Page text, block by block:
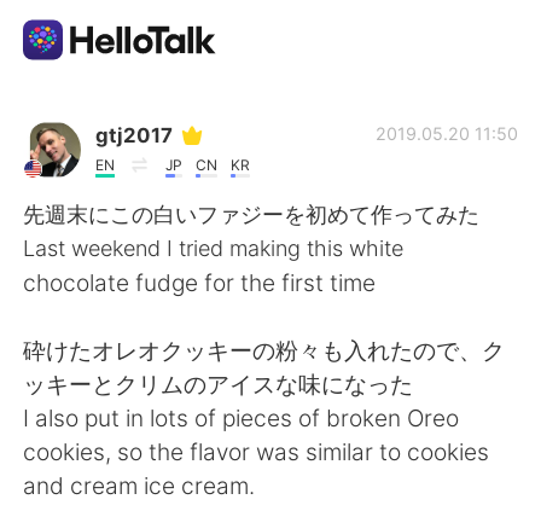
แอปแลกเปลี่ยนทางภาษา
ไทย
English 简体中文
繁體中文 Español
العربية Français
gtj2017
EN JP CN KR
2019.05.20 11:50
先週末にこの白いファジーを初めて作ってみた
Last weekend I tried making this white
chocolate fudge for the first time
砕けたオレオクッキーの粉々も入れたので、ク
ッキーとクリムのアイスな味になった
I also put in lots of pieces of broken Oreo
cookies, so the flavor was similar to cookies
and cream ice cream.